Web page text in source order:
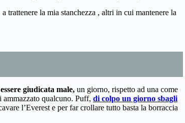
trattenere la mia stanchezza , altri in cui mantenere la
giudicata male, un giorno, rispetto ad una come
ammazzato qualcuno. Puff, di colpo un giorno sbagli
l’Everest e per far crollare tutto basta la borraccia